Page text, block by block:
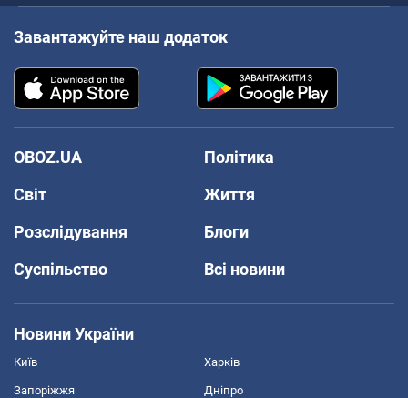
Завантажуйте наш додаток
OBOZ.UA
Політика
Світ
Життя
Розслідування
Блоги
Суспільство
Всі новини
Новини України
Київ Харків
Запоріжжя Дніпро